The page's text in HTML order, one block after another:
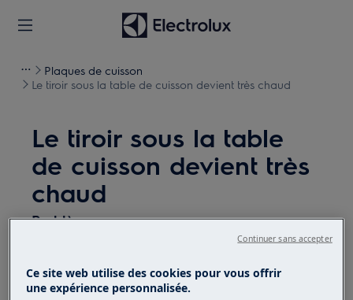
Plaques de cuisson
Le tiroir sous la table de cuisson devient très chaud
Le tiroir sous la table
de cuisson devient très
chaud
Problème
très chaud.
Ce site web utilise des cookies pour vous offrir
une expérience personnalisée.
Continuer sans accepter